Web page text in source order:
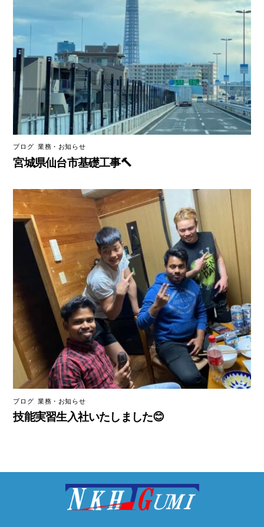
ブログ ,業務・お知らせ
宮城県仙台市基礎工事🔨
ブログ ,業務・お知らせ
技能実習生入社いたしました😊